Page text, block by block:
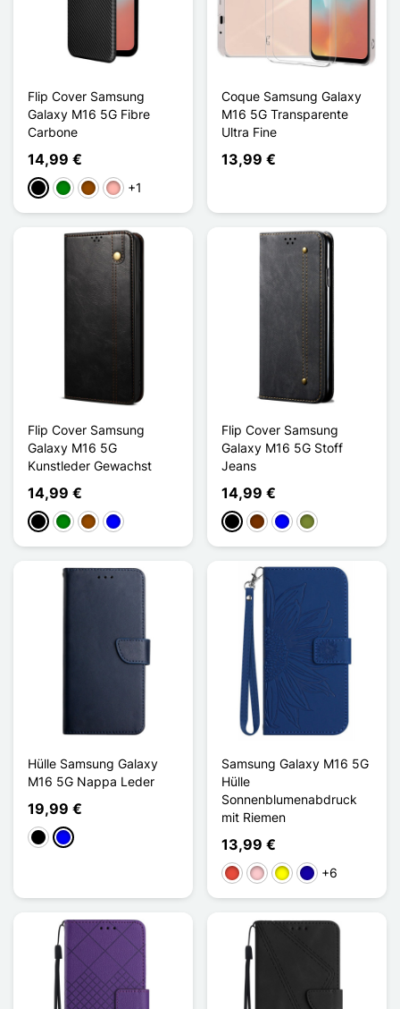
Flip Cover Samsung
Galaxy M16 5G Fibre
Carbone
14,99 €
Schwarz
GrünBraunRoségold
+1
Coque Samsung Galaxy
M16 5G Transparente
Ultra Fine
13,99 €
Flip Cover Samsung
Galaxy M16 5G
Kunstleder Gewachst
14,99 €
Schwarz
GrünBraunBlau
Flip Cover Samsung
Galaxy M16 5G Stoff
Jeans
14,99 €
Schwarz
KaffeeBlauKhaki
Hülle Samsung Galaxy
M16 5G Nappa Leder
19,99 €
Schwarz
Blau
Samsung Galaxy M16 5G
Hülle
Sonnenblumenabdruck
mit Riemen
13,99 €
Rot PinkGelbDunkelblau
+6